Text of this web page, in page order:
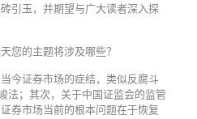
引玉，并期望与广大读者深入探
您的主题将涉及哪些？
今证券市场的症结，类似反腐斗
；其次，关于中国证监会的监管
券市场当前的根本问题在于恢复